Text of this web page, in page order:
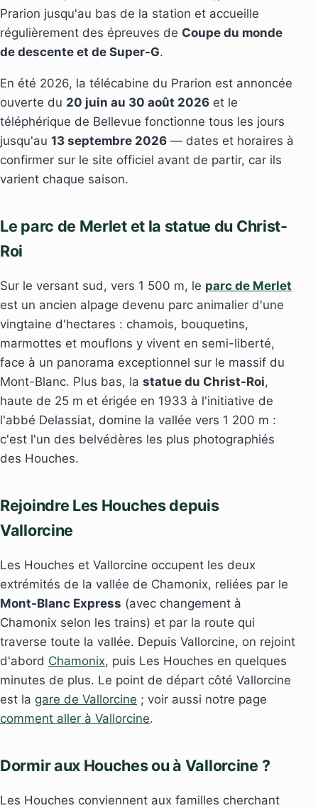
Prarion jusqu'au bas de la station et accueille
régulièrement des épreuves de Coupe du monde
de descente et de Super-G.
En été 2026, la télécabine du Prarion est annoncée
ouverte du 20 juin au 30 août 2026 et le
téléphérique de Bellevue fonctionne tous les jours
jusqu'au 13 septembre 2026 — dates et horaires à
confirmer sur le site officiel avant de partir, car ils
varient chaque saison.
Le parc de Merlet et la statue du Christ-
Roi
Sur le versant sud, vers 1 500 m, le parc de Merlet
est un ancien alpage devenu parc animalier d'une
vingtaine d'hectares : chamois, bouquetins,
marmottes et mouflons y vivent en semi-liberté,
face à un panorama exceptionnel sur le massif du
Mont-Blanc. Plus bas, la statue du Christ-Roi,
haute de 25 m et érigée en 1933 à l'initiative de
l'abbé Delassiat, domine la vallée vers 1 200 m :
c'est l'un des belvédères les plus photographiés
des Houches.
Rejoindre Les Houches depuis
Vallorcine
Les Houches et Vallorcine occupent les deux
extrémités de la vallée de Chamonix, reliées par le
Mont-Blanc Express (avec changement à
Chamonix selon les trains) et par la route qui
traverse toute la vallée. Depuis Vallorcine, on rejoint
d'abord Chamonix, puis Les Houches en quelques
minutes de plus. Le point de départ côté Vallorcine
est la gare de Vallorcine ; voir aussi notre page
comment aller à Vallorcine.
Dormir aux Houches ou à Vallorcine ?
Les Houches conviennent aux familles cherchant